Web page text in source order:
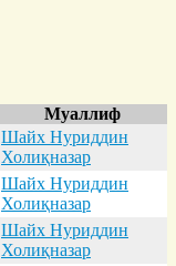
Муаллиф
Шайх Нуриддин
Холиқназар
Шайх Нуриддин
Холиқназар
Шайх Нуриддин
Холиқназар